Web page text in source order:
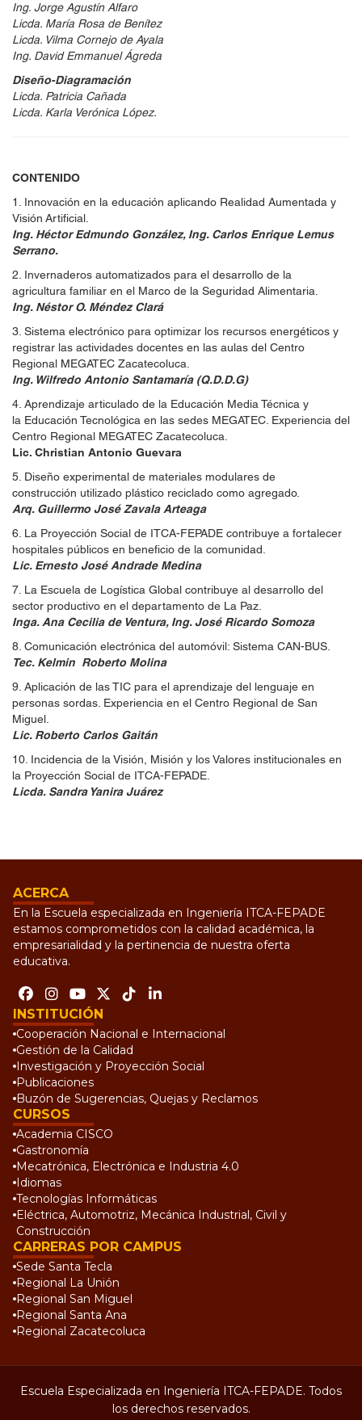
Ing. Jorge Agustín Alfaro
Licda. María Rosa de Benítez
Licda. Vilma Cornejo de Ayala
Ing. David Emmanuel Ágreda
Diseño-Diagramación
Licda. Patricia Cañada
Licda. Karla Verónica López.
CONTENIDO
1. Innovación en la educación aplicando Realidad Aumentada y
Visión Artificial.
Ing. Héctor Edmundo González, Ing. Carlos Enrique Lemus
Serrano.
2. Invernaderos automatizados para el desarrollo de la
agricultura familiar en el Marco de la Seguridad Alimentaria.
Ing. Néstor O. Méndez Clará
3. Sistema electrónico para optimizar los recursos energéticos y
registrar las actividades docentes en las aulas del Centro
Regional MEGATEC Zacatecoluca.
Ing. Wilfredo Antonio Santamaría (Q.D.D.G)
4. Aprendizaje articulado de la Educación Media Técnica y
la Educación Tecnológica en las sedes MEGATEC. Experiencia del
Centro Regional MEGATEC Zacatecoluca.
Lic. Christian Antonio Guevara
5. Diseño experimental de materiales modulares de
construcción utilizado plástico reciclado como agregado.
Arq. Guillermo José Zavala Arteaga
6. La Proyección Social de ITCA-FEPADE contribuye a fortalecer
hospitales públicos en beneficio de la comunidad.
Lic. Ernesto José Andrade Medina
7. La Escuela de Logística Global contribuye al desarrollo del
sector productivo en el departamento de La Paz.
Inga. Ana Cecilia de Ventura, Ing. José Ricardo Somoza
8. Comunicación electrónica del automóvil: Sistema CAN-BUS.
Tec. Kelmin Roberto Molina
9. Aplicación de las TIC para el aprendizaje del lenguaje en
personas sordas. Experiencia en el Centro Regional de San
Miguel.
Lic. Roberto Carlos Gaitán
10. Incidencia de la Visión, Misión y los Valores institucionales en
la Proyección Social de ITCA-FEPADE.
Licda. Sandra Yanira Juárez
ACERCA
En la Escuela especializada en Ingeniería ITCA-FEPADE
estamos comprometidos con la calidad académica, la
empresarialidad y la pertinencia de nuestra oferta
educativa.
INSTITUCIÓN
Cooperación Nacional e Internacional
Gestión de la Calidad
Investigación y Proyección Social
Publicaciones
Buzón de Sugerencias, Quejas y Reclamos
CURSOS
Academia CISCO
Gastronomía
Mecatrónica, Electrónica e Industria 4.0
Idiomas
Tecnologías Informáticas
Eléctrica, Automotriz, Mecánica Industrial, Civil y
Construcción
CARRERAS POR CAMPUS
Sede Santa Tecla
Regional La Unión
Regional San Miguel
Regional Santa Ana
Regional Zacatecoluca
Escuela Especializada en Ingeniería ITCA-FEPADE. Todos
los derechos reservados.